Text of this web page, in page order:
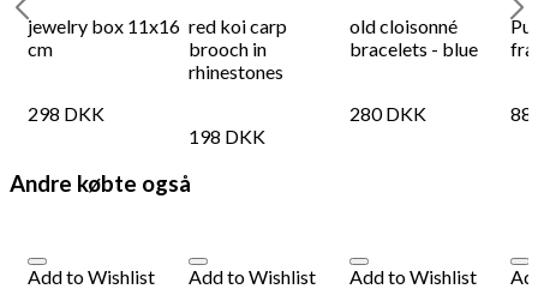
jewelry box 11x16
cm
298 DKK
red koi carp
brooch in
rhinestones
198 DKK
old cloisonné
bracelets - blue
280DKK
fra
88
Andre købte også
Add to Wishlist
Add to Wishlist
Add to Wishlist